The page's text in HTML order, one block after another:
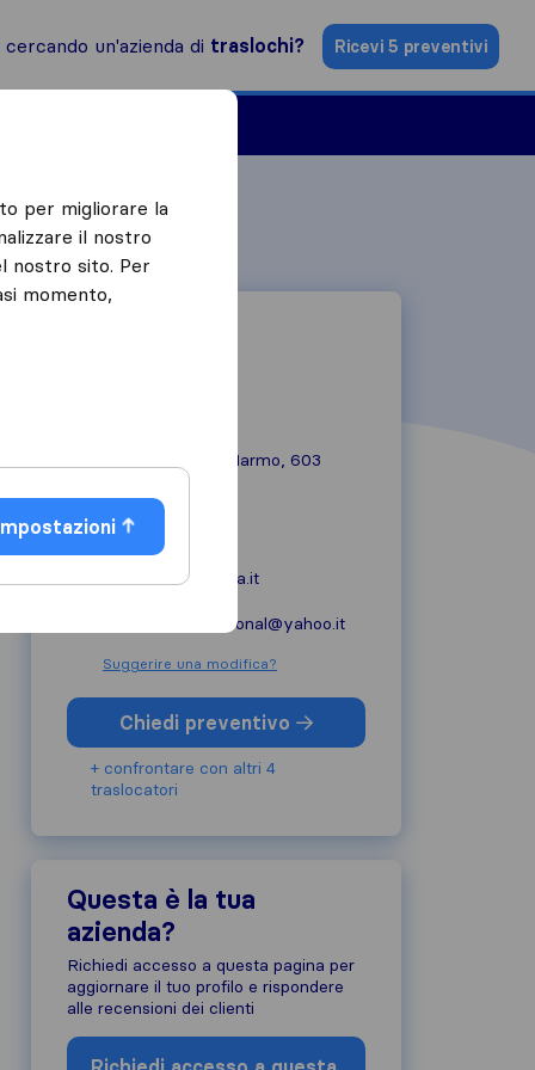
cercando un'azienda di traslochi? Ricevi 5 preventivi
Via di Casal del Marmo, 603
06 6156 6503
paristraslochiroma.it
info.parisinternational@yahoo.it
Suggerire una modifica?
Chiedi preventivo
+ confrontare con altri 4
traslocatori
Questa è la tua
azienda?
Richiedi accesso a questa pagina per
aggiornare il tuo profilo e rispondere
alle recensioni dei clienti
per migliorare la
il nostro
nostro sito. Per
momento,